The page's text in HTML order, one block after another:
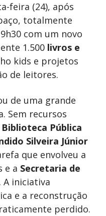
feira (24), após
totalmente
com um novo
1.500 livros e
kids e projetos
de leitores.
de uma grande
Sem recursos
Biblioteca Pública
Silveira Júnior
que envolveu a
e a Secretaria de
. A iniciativa
e a reconstrução
perdido.